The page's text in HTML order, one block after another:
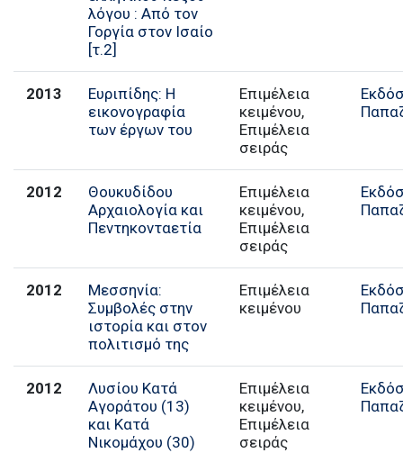
λόγου : Από τον
Γοργία στον Ισαίο
[τ.2]
2013
Ευριπίδης: Η
εικονογραφία
των έργων του
Επιμέλεια
κειμένου,
Επιμέλεια
σειράς
2012
Θουκυδίδου
Αρχαιολογία και
Πεντηκονταετία
Επιμέλεια
κειμένου,
Επιμέλεια
σειράς
2012
Μεσσηνία:
Συμβολές στην
ιστορία και στον
πολιτισμό της
Επιμέλεια
κειμένου
2012
Λυσίου Κατά
Αγοράτου (13)
και Κατά
Νικομάχου (30)
Επιμέλεια
κειμένου,
Επιμέλεια
σειράς